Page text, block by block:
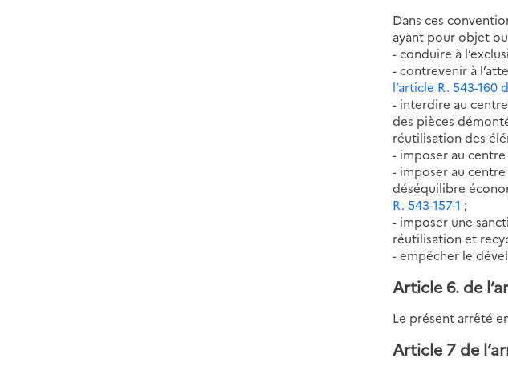
Dans ces
ayant pour objet
- conduire à
- contrevenir à
l’article R. 543-160
- interdire au
des pièces
réutilisation des
- imposer au
- imposer au
déséquilibre
R. 543-157-1 ;
- imposer une
réutilisation et
- empêcher le
Article 6. de
Le présent arrêté
Article 7 de